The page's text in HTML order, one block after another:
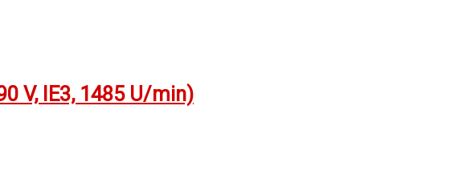
V, IE3, 1485 U/min)